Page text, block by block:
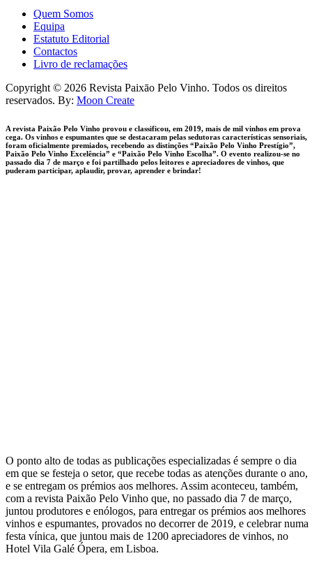
Quem Somos
Equipa
Estatuto Editorial
Contactos
Livro de reclamações
facebook-
1
instagram
Copyright © 2026 Revista Paixāo Pelo Vinho. Todos os direitos
reservados. By: Moon Create
A revista Paixão Pelo Vinho provou e classificou, em 2019, mais de mil vinhos em prova
cega. Os vinhos e espumantes que se destacaram pelas sedutoras características sensoriais,
foram oficialmente premiados, recebendo as distinções “Paixão Pelo Vinho Prestígio”,
Paixão Pelo Vinho Excelência” e “Paixão Pelo Vinho Escolha”. O evento realizou-se no
passado dia 7 de março e foi partilhado pelos leitores e apreciadores de vinhos, que
puderam participar, aplaudir, provar, aprender e brindar!
O ponto alto de todas as publicações especializadas é sempre o dia
em que se festeja o setor, que recebe todas as atenções durante o ano,
e se entregam os prémios aos melhores. Assim aconteceu, também,
com a revista Paixão Pelo Vinho que, no passado dia 7 de março,
juntou produtores e enólogos, para entregar os prémios aos melhores
vinhos e espumantes, provados no decorrer de 2019, e celebrar numa
festa vínica, que juntou mais de 1200 apreciadores de vinhos, no
Hotel Vila Galé Ópera, em Lisboa.